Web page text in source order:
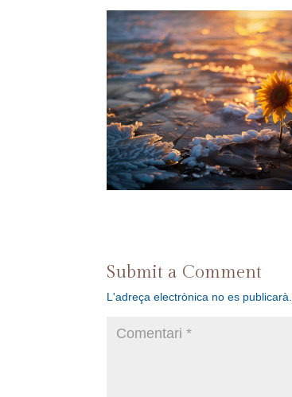
Submit a Comment
L'adreça electrònica no es publicarà.